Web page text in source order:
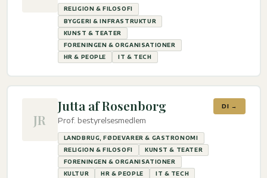
RELIGION & FILOSOFI
BYGGERI & INFRASTRUKTUR
KUNST & TEATER
FORENINGEN & ORGANISATIONER
HR & PEOPLE
IT & TECH
JR
Jutta af Rosenborg
Prof. bestyrelsesmedlem
LANDBRUG, FØDEVARER & GASTRONOMI
RELIGION & FILOSOFI
KUNST & TEATER
FORENINGEN & ORGANISATIONER
KULTUR
HR & PEOPLE IT & TECH
DI →